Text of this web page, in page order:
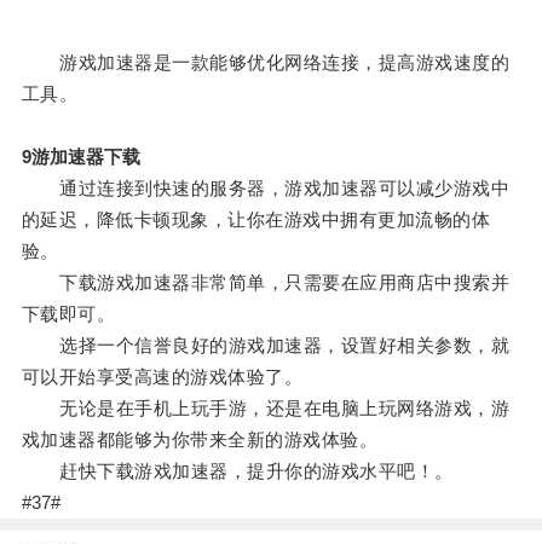
游戏加速器是一款能够优化网络连接，提高游戏速度的
工具。
9游加速器下载
通过连接到快速的服务器，游戏加速器可以减少游戏中
的延迟，降低卡顿现象，让你在游戏中拥有更加流畅的体
验。
下载游戏加速器非常简单，只需要在应用商店中搜索并
下载即可。
选择一个信誉良好的游戏加速器，设置好相关参数，就
可以开始享受高速的游戏体验了。
无论是在手机上玩手游，还是在电脑上玩网络游戏，游
戏加速器都能够为你带来全新的游戏体验。
赶快下载游戏加速器，提升你的游戏水平吧！。
#37#